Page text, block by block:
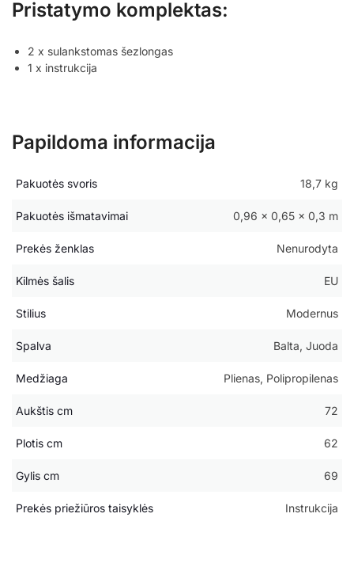
Pristatymo komplektas:
2 x sulankstomas šezlongas
1 x instrukcija
Papildoma informacija
Pakuotės svoris 18,7 kg
Pakuotės išmatavimai 0,96 × 0,65 × 0,3 m
Prekės ženklas Nenurodyta
Kilmės šalis EU
Stilius Modernus
Spalva Balta, Juoda
Medžiaga Plienas, Polipropilenas
Aukštis cm 72
Plotis cm 62
Gylis cm 69
Prekės priežiūros taisyklės Instrukcija